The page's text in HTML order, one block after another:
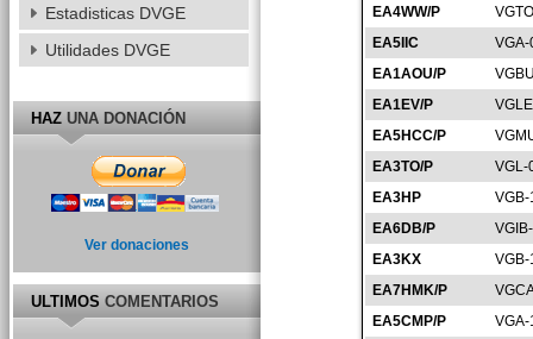
EA4WW/P
EA5IIC
EA1AOU/P
EA1EV/P
EA5HCC/P
EA3TO/P
VGL-
EA3HP
EA6DB/P
EA3KX
EA7HMK/P
EA5CMP/P
Estadisticas DVGE
Utilidades DVGE
HAZUNA DONACIÓN
Ver donaciones
ULTIMOSCOMENTARIOS